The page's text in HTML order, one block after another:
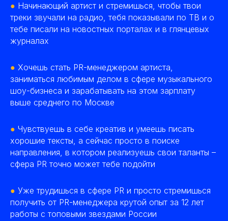
● Начинающий артист и стремишься, чтобы твои
треки звучали на радио, тебя показывали по ТВ и о
тебе писали на новостных порталах и в глянцевых
журналах
● Хочешь стать PR-менеджером артиста,
заниматься любимым делом в сфере музыкального
шоу-бизнеса и зарабатывать на этом зарплату
выше среднего по Москве
● Чувствуешь в себе креатив и умеешь писать
хорошие тексты, а сейчас просто в поиске
направления, в котором реализуешь свои таланты –
сфера PR точно может тебе подойти
● Уже трудишься в сфере PR и просто стремишься
получить от PR-менеджера крутой опыт за 12 лет
работы с топовыми звездами России